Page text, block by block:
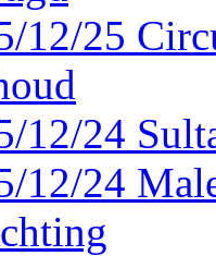
12/25
12/24
12/24